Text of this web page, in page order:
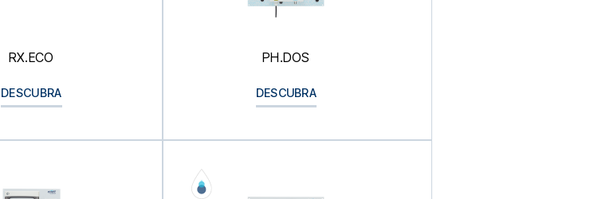
RX.ECO
DESCUBRA
PH.DOS
DESCUBRA